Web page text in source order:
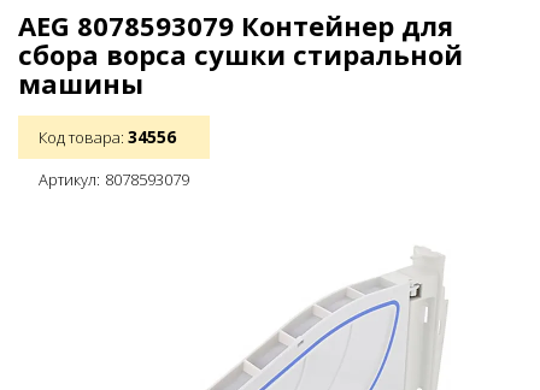
AEG 8078593079 Контейнер для
сбора ворса сушки стиральной
машины
Код товара: 34556
Артикул: 8078593079